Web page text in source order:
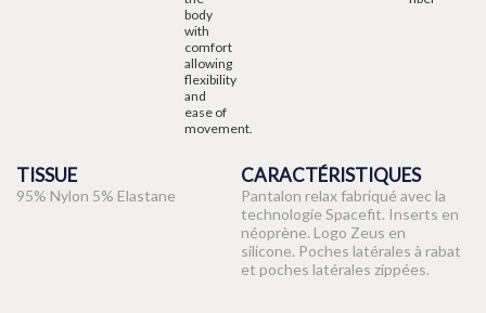
TISSUE
95% Nylon 5% Elastane
CARACTÉRISTIQUES
Pantalon relax fabriqué avec la
technologie Spacefit. Inserts en
néoprène. Logo Zeus en
silicone. Poches latérales à rabat
et poches latérales zippées.